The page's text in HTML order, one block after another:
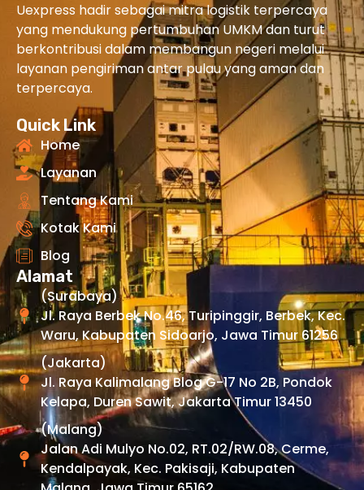
Uexpress hadir sebagai mitra logistik terpercaya
yang mendukung pertumbuhan UMKM dan turut
berkontribusi dalam membangun negeri melalui
layanan pengiriman antar pulau yang aman dan
terpercaya.
Quick Link
Home
Layanan
Tentang Kami
Kotak Kami
Blog
Alamat
(Surabaya)
Jl. Raya Berbek No.46, Turipinggir, Berbek, Kec.
Waru, Kabupaten Sidoarjo, Jawa Timur 61256
(Jakarta)
Jl. Raya Kalimalang Blog G-17 No 2B, Pondok
Kelapa, Duren Sawit, Jakarta Timur 13450
(Malang)
Jalan Adi Mulyo No.02, RT.02/RW.08, Cerme,
Kendalpayak, Kec. Pakisaji, Kabupaten